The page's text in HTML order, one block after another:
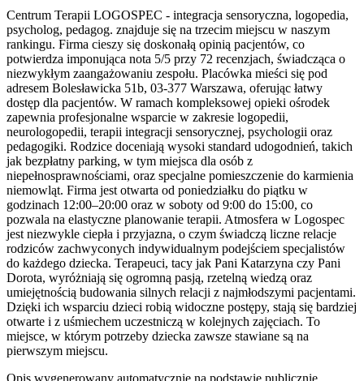
Centrum Terapii LOGOSPEC - integracja sensoryczna, logopedia,
psycholog, pedagog. znajduje się na trzecim miejscu w naszym
rankingu. Firma cieszy się doskonałą opinią pacjentów, co
potwierdza imponująca nota 5/5 przy 72 recenzjach, świadcząca o
niezwykłym zaangażowaniu zespołu. Placówka mieści się pod
adresem Bolesławicka 51b, 03-377 Warszawa, oferując łatwy
dostęp dla pacjentów. W ramach kompleksowej opieki ośrodek
zapewnia profesjonalne wsparcie w zakresie logopedii,
neurologopedii, terapii integracji sensorycznej, psychologii oraz
pedagogiki. Rodzice doceniają wysoki standard udogodnień, takich
jak bezpłatny parking, w tym miejsca dla osób z
niepełnosprawnościami, oraz specjalne pomieszczenie do karmienia
niemowląt. Firma jest otwarta od poniedziałku do piątku w
godzinach 12:00–20:00 oraz w soboty od 9:00 do 15:00, co
pozwala na elastyczne planowanie terapii. Atmosfera w Logospec
jest niezwykle ciepła i przyjazna, o czym świadczą liczne relacje
rodziców zachwyconych indywidualnym podejściem specjalistów
do każdego dziecka. Terapeuci, tacy jak Pani Katarzyna czy Pani
Dorota, wyróżniają się ogromną pasją, rzetelną wiedzą oraz
umiejętnością budowania silnych relacji z najmłodszymi pacjentami.
Dzięki ich wsparciu dzieci robią widoczne postępy, stają się bardziej
otwarte i z uśmiechem uczestniczą w kolejnych zajęciach. To
miejsce, w którym potrzeby dziecka zawsze stawiane są na
pierwszym miejscu.
Opis wygenerowany automatycznie na podstawie publicznie